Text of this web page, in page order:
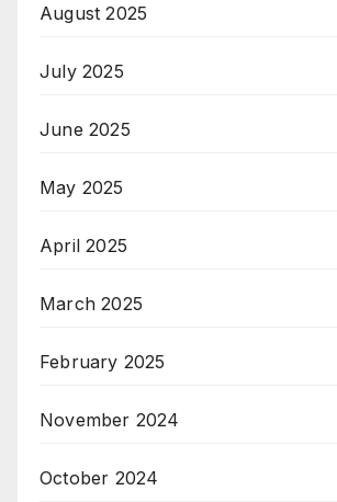
August 2025
July 2025
June 2025
May 2025
April 2025
March 2025
February 2025
November 2024
October 2024